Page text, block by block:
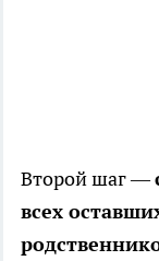
Второй шаг —
всех